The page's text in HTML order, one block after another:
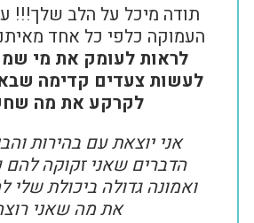
תודה מיכל על הלב שלך!!!
העמוקה כלפי כל אחד
לראות לעומק את מי
לעשות צעדים קדימה
לקרקע את מה
אני יוצאת עם בהירות
הדברים שאני זקוקה להם
ואמונה גדולה ביכולת שלי
את מה שאני